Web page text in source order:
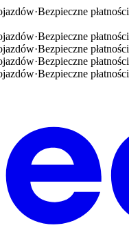
·Bezpieczne płatności
·Bezpieczne płatności
·Bezpieczne płatności
·Bezpieczne płatności
·Bezpieczne płatności